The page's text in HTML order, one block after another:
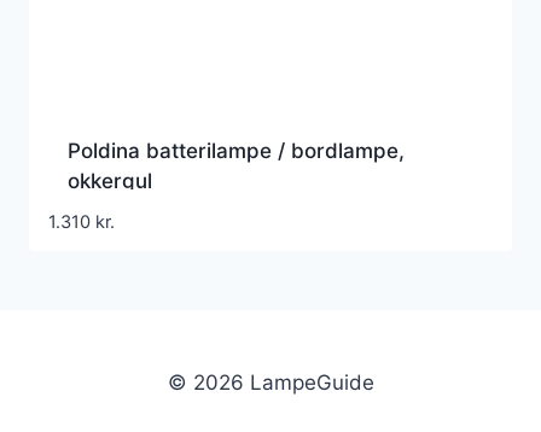
Poldina batterilampe / bordlampe,
okkergul
1.310 kr.
© 2026 LampeGuide